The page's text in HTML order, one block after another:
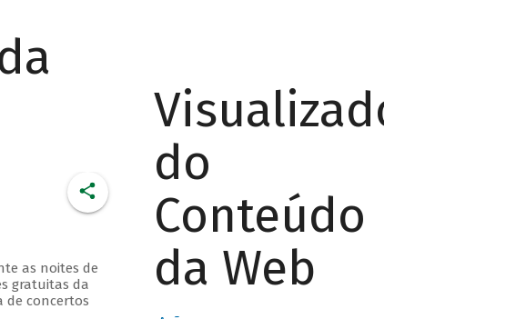
as noites de
gratuitas da
concertos
Visualizador
do
Conteúdo
da Web